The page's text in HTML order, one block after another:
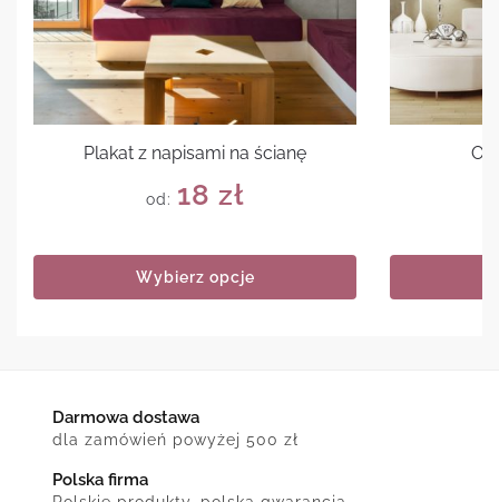
Plakat z napisami na ścianę
od: 18 zł
Wybierz opcje
Darmowa dostawa
dla zamówień powyżej 500 zł
Polska firma